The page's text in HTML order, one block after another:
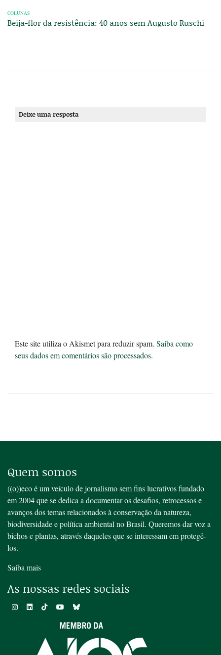
COLUNAS
Beija-flor da resistência: 40 anos sem Augusto Ruschi
Deixe uma resposta
Este site utiliza o Akismet para reduzir spam. Saiba como
seus dados em comentários são processados.
Quem somos
((o))eco é um veículo de jornalismo sem fins lucrativos fundado
em 2004 que se dedica a documentar os desafios, retrocessos e
avanços dos temas relacionados à conservação da natureza,
biodiversidade e política ambiental no Brasil. Queremos dar voz a
bichos e plantas, através daqueles que se interessam em protegê-
los.
Saiba mais
As nossas redes sociais